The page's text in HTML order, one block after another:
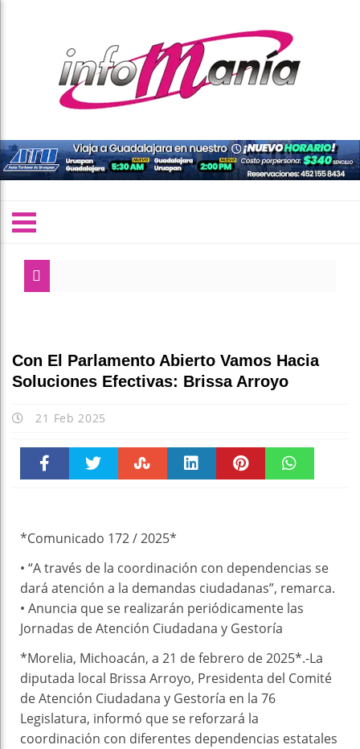
Con El Parlamento Abierto Vamos Hacia
Soluciones Efectivas: Brissa Arroyo
21 Feb 2025
*Comunicado 172 / 2025*
• “A través de la coordinación con dependencias se
dará atención a la demandas ciudadanas”, remarca.
• Anuncia que se realizarán periódicamente las
Jornadas de Atención Ciudadana y Gestoría
*Morelia, Michoacán, a 21 de febrero de 2025*.-La
diputada local Brissa Arroyo, Presidenta del Comité
de Atención Ciudadana y Gestoría en la 76
Legislatura, informó que se reforzará la
coordinación con diferentes dependencias estatales